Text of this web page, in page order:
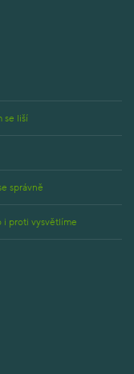
se liší
správně
i proti vysvětlíme